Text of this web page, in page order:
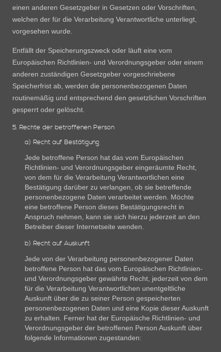
einen anderen Gesetzgeber in Gesetzen oder Vorschriften,
welchen der für die Verarbeitung Verantwortliche unterliegt,
vorgesehen wurde.
Entfällt der Speicherungszweck oder läuft eine vom
Europäischen Richtlinien- und Verordnungsgeber oder einem
anderen zuständigen Gesetzgeber vorgeschriebene
Speicherfrist ab, werden die personenbezogenen Daten
routinemäßig und entsprechend den gesetzlichen Vorschriften
gesperrt oder gelöscht.
5. Rechte der betroffenen Person
a) Recht auf Bestätigung
Jede betroffene Person hat das vom Europäischen
Richtlinien- und Verordnungsgeber eingeräumte Recht,
von dem für die Verarbeitung Verantwortlichen eine
Bestätigung darüber zu verlangen, ob sie betreffende
personenbezogene Daten verarbeitet werden. Möchte
eine betroffene Person dieses Bestätigungsrecht in
Anspruch nehmen, kann sie sich hierzu jederzeit an den
Betreiber dieser Internetseite wenden.
b) Recht auf Auskunft
Jede von der Verarbeitung personenbezogener Daten
betroffene Person hat das vom Europäischen Richtlinien-
und Verordnungsgeber gewährte Recht, jederzeit von dem
für die Verarbeitung Verantwortlichen unentgeltliche
Auskunft über die zu seiner Person gespeicherten
personenbezogenen Daten und eine Kopie dieser Auskunft
zu erhalten. Ferner hat der Europäische Richtlinien- und
Verordnungsgeber der betroffenen Person Auskunft über
folgende Informationen zugestanden: